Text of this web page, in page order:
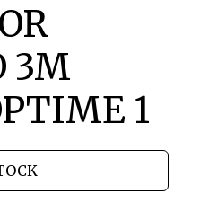
3M
1